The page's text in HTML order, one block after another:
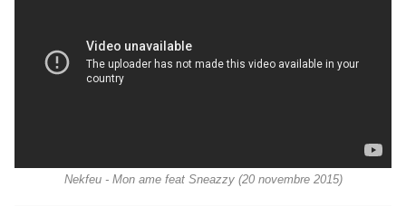
Nekfeu - Mon ame feat Sneazzy (20 novembre 2015)